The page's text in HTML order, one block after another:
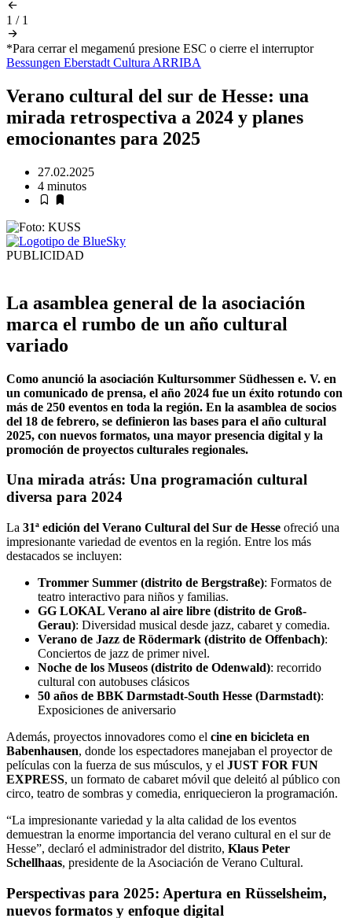
1 / 1
*Para cerrar el megamenú presione ESC o cierre el interruptor
Bessungen Eberstadt Cultura ARRIBA
Verano cultural del sur de Hesse: una
mirada retrospectiva a 2024 y planes
emocionantes para 2025
27.02.2025
4 minutos
PUBLICIDAD
La asamblea general de la asociación
marca el rumbo de un año cultural
variado
Como anunció la asociación Kultursommer Südhessen e. V. en
un comunicado de prensa, el año 2024 fue un éxito rotundo con
más de 250 eventos en toda la región. En la asamblea de socios
del 18 de febrero, se definieron las bases para el año cultural
2025, con nuevos formatos, una mayor presencia digital y la
promoción de proyectos culturales regionales.
Una mirada atrás: Una programación cultural
diversa para 2024
La 31ª edición del Verano Cultural del Sur de Hesse ofreció una
impresionante variedad de eventos en la región. Entre los más
destacados se incluyen:
Trommer Summer (distrito de Bergstraße): Formatos de
teatro interactivo para niños y familias.
GG LOKAL Verano al aire libre (distrito de Groß-
Gerau): Diversidad musical desde jazz, cabaret y comedia.
Verano de Jazz de Rödermark (distrito de Offenbach):
Conciertos de jazz de primer nivel.
Noche de los Museos (distrito de Odenwald): recorrido
cultural con autobuses clásicos
50 años de BBK Darmstadt-South Hesse (Darmstadt):
Exposiciones de aniversario
Además, proyectos innovadores como el cine en bicicleta en
Babenhausen, donde los espectadores manejaban el proyector de
películas con la fuerza de sus músculos, y el JUST FOR FUN
EXPRESS, un formato de cabaret móvil que deleitó al público con
circo, teatro de sombras y comedia, enriquecieron la programación.
“La impresionante variedad y la alta calidad de los eventos
demuestran la enorme importancia del verano cultural en el sur de
Hesse”, declaró el administrador del distrito, Klaus Peter
Schellhaas, presidente de la Asociación de Verano Cultural.
Perspectivas para 2025: Apertura en Rüsselsheim,
nuevos formatos y enfoque digital